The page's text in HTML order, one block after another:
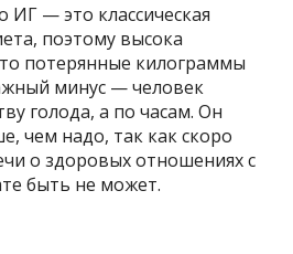
ИГ — это классическая
поэтому высока
потерянные килограммы
минус — человек
голода, а по часам. Он
чем надо, так как скоро
о здоровых отношениях с
быть не может.